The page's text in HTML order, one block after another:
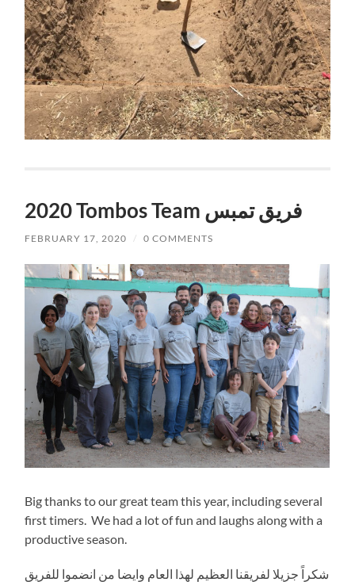
2020 Tombos Team فريق تمبس
FEBRUARY 17, 2020 / 0 COMMENTS
Big thanks to our great team this year, including several
first timers. We had a lot of fun and laughs along with a
productive season.
شكراً جزيلا لفريقنا العظيم لهذا العام وايضا من انضموا للفريق